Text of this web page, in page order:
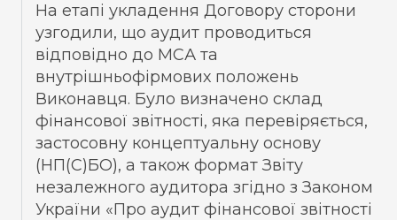
На етапі укладення Договору сторони
узгодили, що аудит проводиться
відповідно до МСА та
внутрішньофірмових положень
Виконавця. Було визначено склад
фінансової звітності, яка перевіряється,
застосовну концептуальну основу
(НП(С)БО), а також формат Звіту
незалежного аудитора згідно з Законом
України «Про аудит фінансової звітності